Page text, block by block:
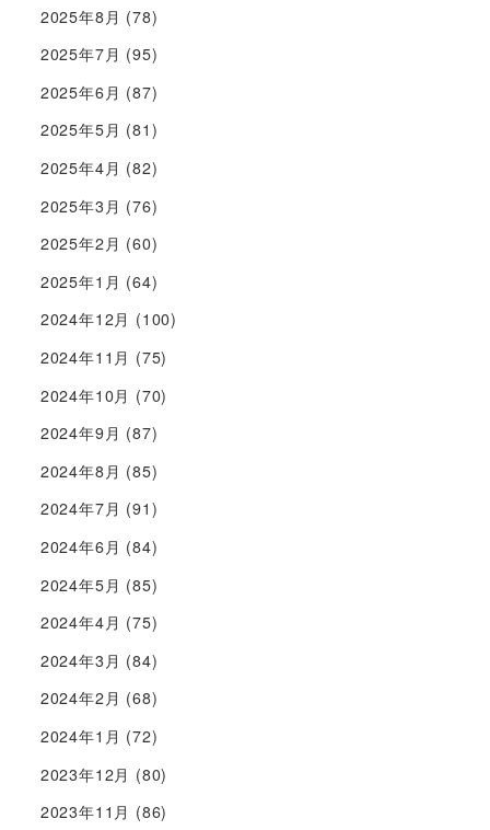
2025年8月 (78)
2025年7月 (95)
2025年6月 (87)
2025年5月 (81)
2025年4月 (82)
2025年3月 (76)
2025年2月 (60)
2025年1月 (64)
2024年12月 (100)
2024年11月 (75)
2024年10月 (70)
2024年9月 (87)
2024年8月 (85)
2024年7月 (91)
2024年6月 (84)
2024年5月 (85)
2024年4月 (75)
2024年3月 (84)
2024年2月 (68)
2024年1月 (72)
2023年12月 (80)
2023年11月 (86)